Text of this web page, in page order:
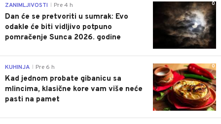
0
ZANIMLJIVOSTI Pre 4 h
Dan će se pretvoriti u sumrak: Evo
odakle će biti vidljivo potpuno
pomračenje Sunca 2026. godine
0
KUHINJA Pre 6 h
Kad jednom probate gibanicu sa
mlincima, klasične kore vam više neće
pasti na pamet